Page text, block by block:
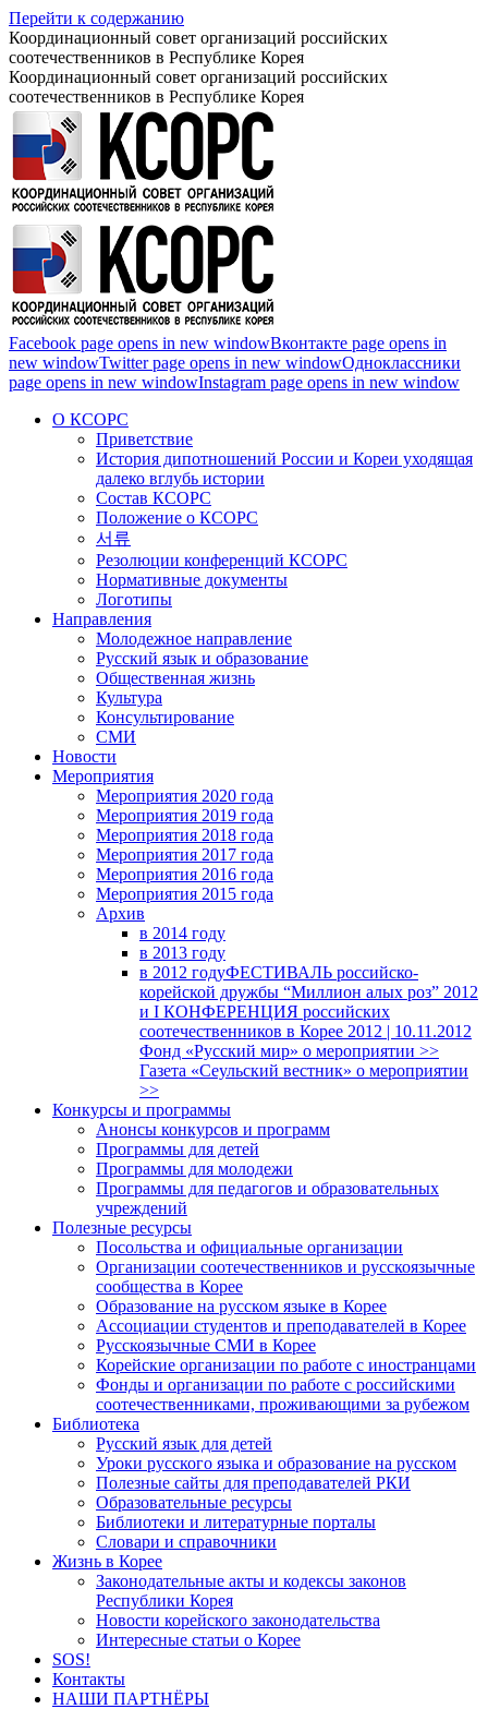
Перейти к содержанию
Координационный совет организаций российских
соотечественников в Республике Корея
Координационный совет организаций российских
соотечественников в Республике Корея
Facebook page opens in new windowВконтакте page opens in
new windowTwitter page opens in new windowОдноклассники
page opens in new windowInstagram page opens in new window
О КСОРС
Приветствие
История дипотношений России и Кореи уходящая
далеко вглубь истории
Состав КСОРС
Положение о КСОРС
서류
Резолюции конференций КСОРС
Нормативные документы
Логотипы
Направления
Молодежное направление
Русский язык и образование
Общественная жизнь
Культура
Консультирование
СМИ
Новости
Мероприятия
Мероприятия 2020 года
Мероприятия 2019 года
Мероприятия 2018 годa
Мероприятия 2017 года
Мероприятия 2016 года
Мероприятия 2015 года
Архив
в 2014 году
в 2013 году
в 2012 годуФЕСТИВАЛЬ российско-
корейской дружбы “Миллион алых роз” 2012
и I КОНФЕРЕНЦИЯ российских
соотечественников в Корее 2012 | 10.11.2012
Фонд «Русский мир» о мероприятии >>
Газета «Сеульский вестник» о мероприятии
>>
Конкурсы и программы
Анонсы конкурсов и программ
Программы для детей
Программы для молодежи
Программы для педагогов и образовательных
учреждений
Полезные ресурсы
Посольства и официальные организации
Организации соотечественников и русскоязычные
сообщества в Корее
Образование на русском языке в Корее
Ассоциации студентов и преподавателей в Корее
Русскоязычные СМИ в Корее
Корейские организации по работе с иностранцами
Фонды и организации по работе с российскими
соотечественниками, проживающими за рубежом
Библиотека
Русский язык для детей
Уроки русского языка и образование на русском
Полезные сайты для преподавателей РКИ
Образовательные ресурсы
Библиотеки и литературные порталы
Словари и справочники
Жизнь в Корее
Законодательные акты и кодексы законов
Республики Корея
Новости корейского законодательства
Интересные статьи о Корее
SOS!
Контакты
НАШИ ПАРТНЁРЫ